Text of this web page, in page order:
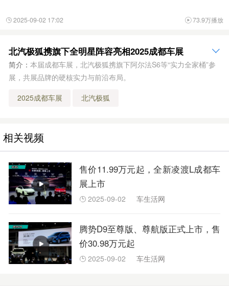
 73.9万播放
 2025-09-02 17:02
北汽极狐携旗下全明星阵容亮相2025成都车展 
简介： 本届成都车展，北汽极狐携旗下阿尔法S6等“实力全家桶”参
展，共展品牌的硬核实力与前沿布局。
2025成都车展 北汽极狐
相关视频
售价11.99万元起，全新凌渡L成都车
展上市
 2025-09-02 车生活网
腾势D9至尊版、尊航版正式上市，售
价30.98万元起
 2025-09-02 车生活网